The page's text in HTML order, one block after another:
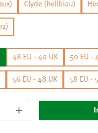
Clyde (hellblau)
48 EU - 40 UK 50 EU -
56 EU - 48 UK 58 EU -
Gib den